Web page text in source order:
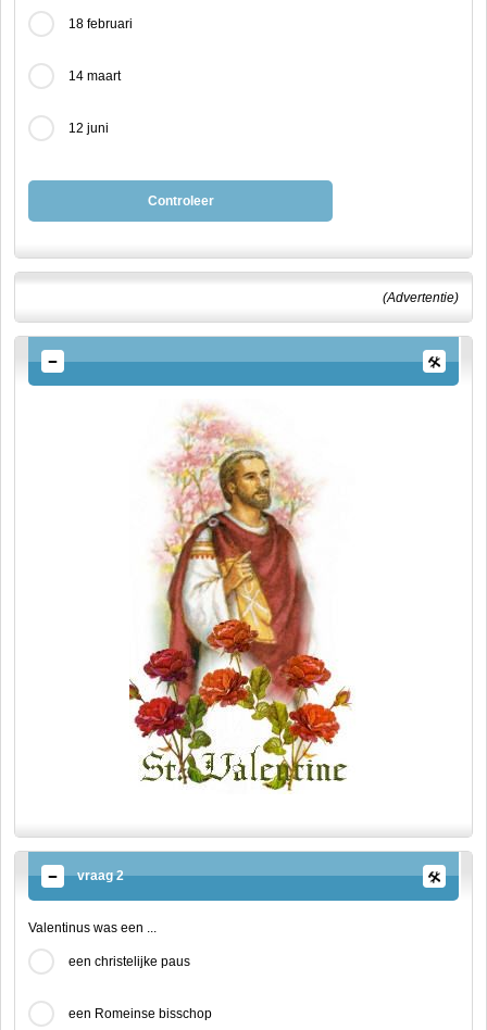
18 februari
14 maart
12 juni
Controleer
(Advertentie)
vraag 2
Valentinus was een ...
een christelijke paus
een Romeinse bisschop